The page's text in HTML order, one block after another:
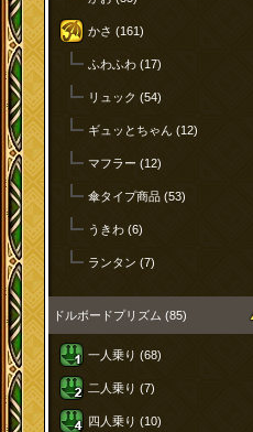
かさ (161)
ふわふわ (17)
リュック (54)
ギュッとちゃん (12)
マフラー (12)
傘タイプ商品 (53)
うきわ (6)
ランタン (7)
ドルボードプリズム (85)
一人乗り (68)
二人乗り (7)
四人乗り (10)